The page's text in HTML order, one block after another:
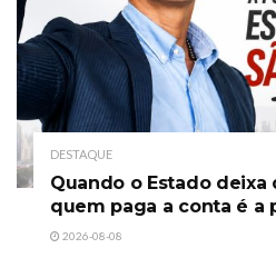
DESTAQUE
Quando o Estado
quem paga a conta é a
2026-08-08